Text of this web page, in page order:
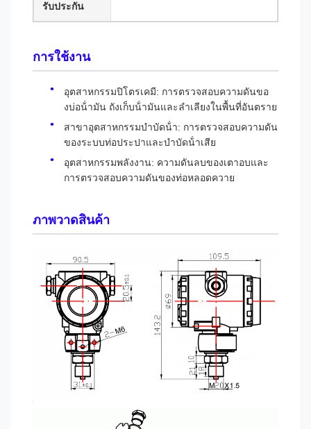
รับประกัน
การใช้งาน
อุตสาหกรรมปิโตรเคมี: การตรวจสอบความดันขอ
งบ่อน้ํามัน ถังเก็บน้ํามันและลําเลียงในพื้นที่อันตราย
สาขาอุตสาหกรรมบําบัดน้ํา: การตรวจสอบความดัน
ของระบบท่อประปาและบําบัดน้ําเสีย
อุตสาหกรรมพลังงาน: ความดันลบของเตาอบและ
การตรวจสอบความดันของท่อหลอดควาย
ภาพวาดสินค้า